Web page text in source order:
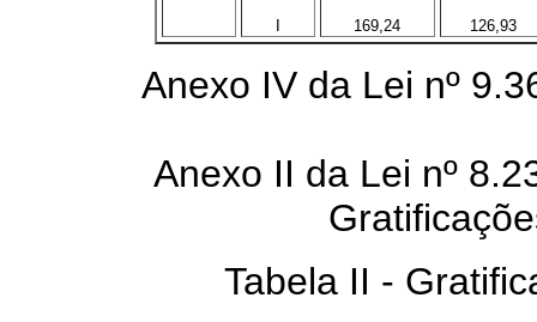
169,24 126,93
Anexo IV da Lei nº
Anexo II da Lei nº
Tabela II -